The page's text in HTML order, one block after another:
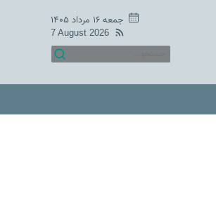
جمعه ۱۶ مرداد ۱۴۰۵
7 August 2026